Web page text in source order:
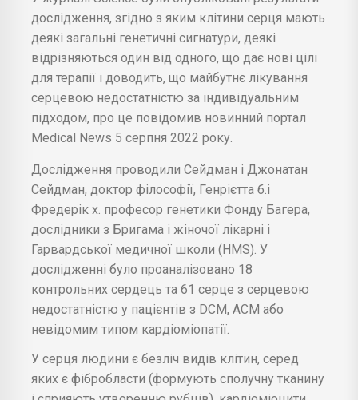
дослідження, згідно з яким клітини серця мають
деякі загальні генетичні сигнатури, деякі
відрізняються один від одного, що дає нові цілі
для терапії і доводить, що майбутнє лікування
серцевою недостатністю за індивідуальним
підходом, про це повідомив новинний портал
Medical News 5 серпня 2022 року.
Дослідження проводили Сейдман і Джонатан
Сейдман, доктор філософії, Генрієтта б.і
Фредерік х. професор генетики Фонду Багера,
дослідники з Бригама і жіночої лікарні і
Гарвардської медичної школи (HMS). У
дослідженні було проаналізовано 18
контрольних сердець та 61 серце з серцевою
недостатністю у пацієнтів з DCM, ACM або
невідомим типом кардіоміопатії.
У серця людини є безліч видів клітин, серед
яких є фібробласти (формують сполучну тканину